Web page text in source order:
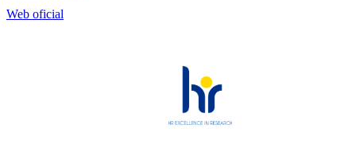
Web oficial